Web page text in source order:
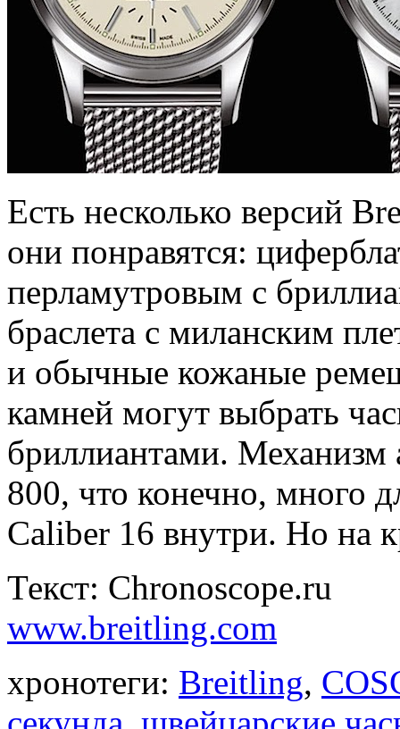
Есть несколько версий
они понравятся:
перламутровым с
браслета с миланским
и обычные кожаные
камней могут выбрать
бриллиантами. Механизм
800, что конечно, много
Caliber 16 внутри. Но на
Текст: Chronoscope.ru
www.breitling.com
хронотеги: Breitling,